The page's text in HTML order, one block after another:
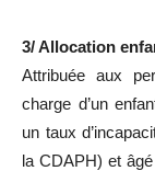
3/ Allocation
Attribuée aux
charge d’un
un taux
la CDAPH) et